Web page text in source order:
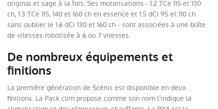
original et sage à la fois. Ses motorisations - 1.2 TCe 115 et 130
ch, 1.3 TCe 115, 140 et 160 ch en essence et 1.5 dCi 95 et 110 ch
sans oublier le 1.6 dCi 130 et 160 ch - sont associées à une boîte
de vitesses robotisée à 6 ou 7 vitesses.
De nombreux équipements et
finitions
La première génération de Scénic est disponible en deux
finitions. La Pack clim propose comme son nom l’indique la